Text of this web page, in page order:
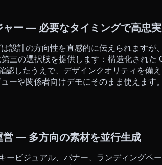
ャー — 必要なタイミングで高忠
設計の方向性を直感的に伝えられますが
三の選択肢を提供します：構造化された
認したうえで、デザインクオリティを備
ーや関係者向けデモにそのまま使えます。
営 — 多方向の素材を並行生成
ービジュアル、バナー、ランディングペ